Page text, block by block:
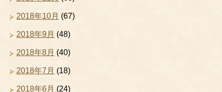
2018年10月 (67)
2018年9月 (48)
2018年8月 (40)
2018年7月 (18)
2018年6月 (24)